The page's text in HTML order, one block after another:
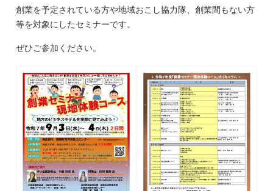
創業を予定されている方や地域おこし協力隊、創業間もない方
等を対象にしたセミナーです。
ぜひご参加ください。